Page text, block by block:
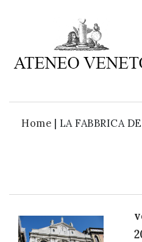
Home | LA FABBRICA
Ateneo
è
cultura
newsletter: